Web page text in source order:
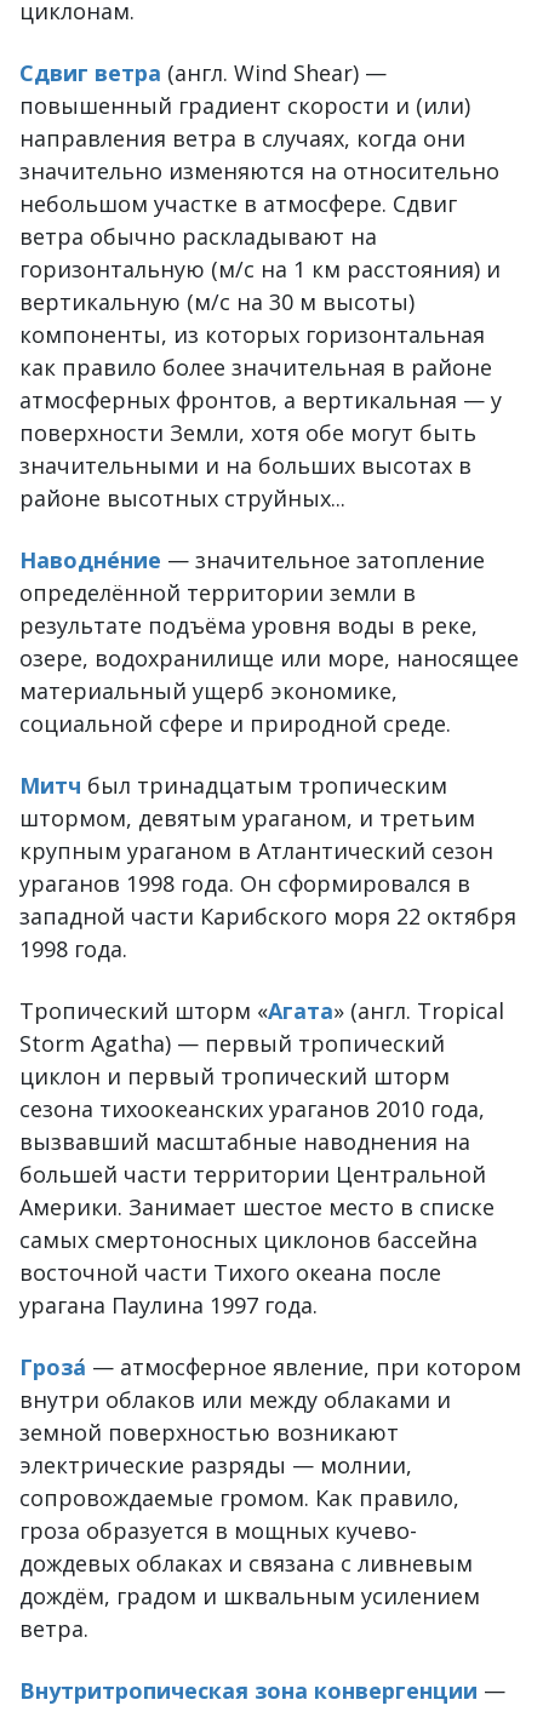
циклонам.
Сдвиг ветра (англ. Wind Shear) —
повышенный градиент скорости и (или)
направления ветра в случаях, когда они
значительно изменяются на относительно
небольшом участке в атмосфере. Сдвиг
ветра обычно раскладывают на
горизонтальную (м/с на 1 км расстояния) и
вертикальную (м/с на 30 м высоты)
компоненты, из которых горизонтальная
как правило более значительная в районе
атмосферных фронтов, а вертикальная — у
поверхности Земли, хотя обе могут быть
значительными и на больших высотах в
районе высотных струйных...
Наводне́ние — значительное затопление
определённой территории земли в
результате подъёма уровня воды в реке,
озере, водохранилище или море, наносящее
материальный ущерб экономике,
социальной сфере и природной среде.
Митч был тринадцатым тропическим
штормом, девятым ураганом, и третьим
крупным ураганом в Атлантический сезон
ураганов 1998 года. Он сформировался в
западной части Карибского моря 22 октября
1998 года.
Тропический шторм «Агата» (англ. Tropical
Storm Agatha) — первый тропический
циклон и первый тропический шторм
сезона тихоокеанских ураганов 2010 года,
вызвавший масштабные наводнения на
большей части территории Центральной
Америки. Занимает шестое место в списке
самых смертоносных циклонов бассейна
восточной части Тихого океана после
урагана Паулина 1997 года.
Гроза ́ — атмосферное явление, при котором
внутри облаков или между облаками и
земной поверхностью возникают
электрические разряды — молнии,
сопровождаемые громом. Как правило,
гроза образуется в мощных кучево-
дождевых облаках и связана с ливневым
дождём, градом и шквальным усилением
ветра.
Внутритропическая зона конвергенции —